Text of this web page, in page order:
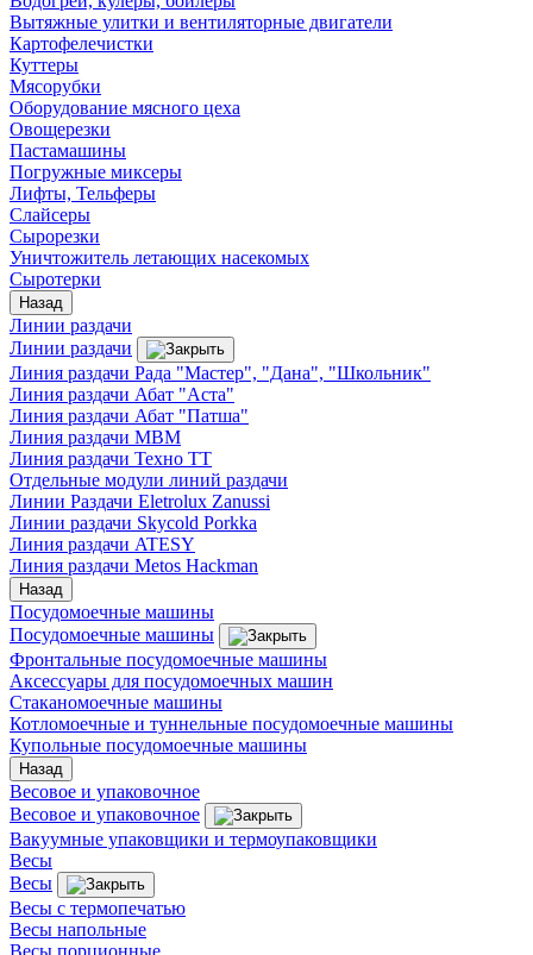
Вытяжные улитки и вентиляторные двигатели
Картофелечистки
Куттеры
Мясорубки
Оборудование мясного цеха
Овощерезки
Пастамашины
Погружные миксеры
Лифты, Тельферы
Слайсеры
Сырорезки
Уничтожитель летающих насекомых
Сыротерки
Назад
Линии раздачи
Линии раздачи
Линия раздачи Рада "Мастер", "Дана", "Школьник"
Линия раздачи Абат "Аста"
Линия раздачи Абат "Патша"
Линия раздачи МВМ
Линия раздачи Техно ТТ
Отдельные модули линий раздачи
Линии Раздачи Eletrolux Zanussi
Линии раздачи Skycold Porkka
Линия раздачи ATESY
Линия раздачи Metos Hackman
Назад
Посудомоечные машины
Посудомоечные машины
Фронтальные посудомоечные машины
Аксессуары для посудомоечных машин
Стаканомоечные машины
Котломоечные и туннельные посудомоечные машины
Купольные посудомоечные машины
Назад
Весовое и упаковочное
Весовое и упаковочное
Вакуумные упаковщики и термоупаковщики
Весы
Весы
Весы с термопечатью
Весы напольные
Весы порционные